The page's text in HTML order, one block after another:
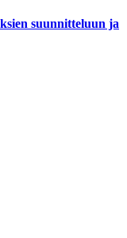
suunnitteluun ja